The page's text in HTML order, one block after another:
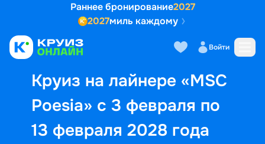
Раннее бронирование2027
2027миль каждому
Войти
Круиз на лайнере «MSC
Poesia» с 3 февраля по
13 февраля 2028 года
Выбор кают Маршрут и